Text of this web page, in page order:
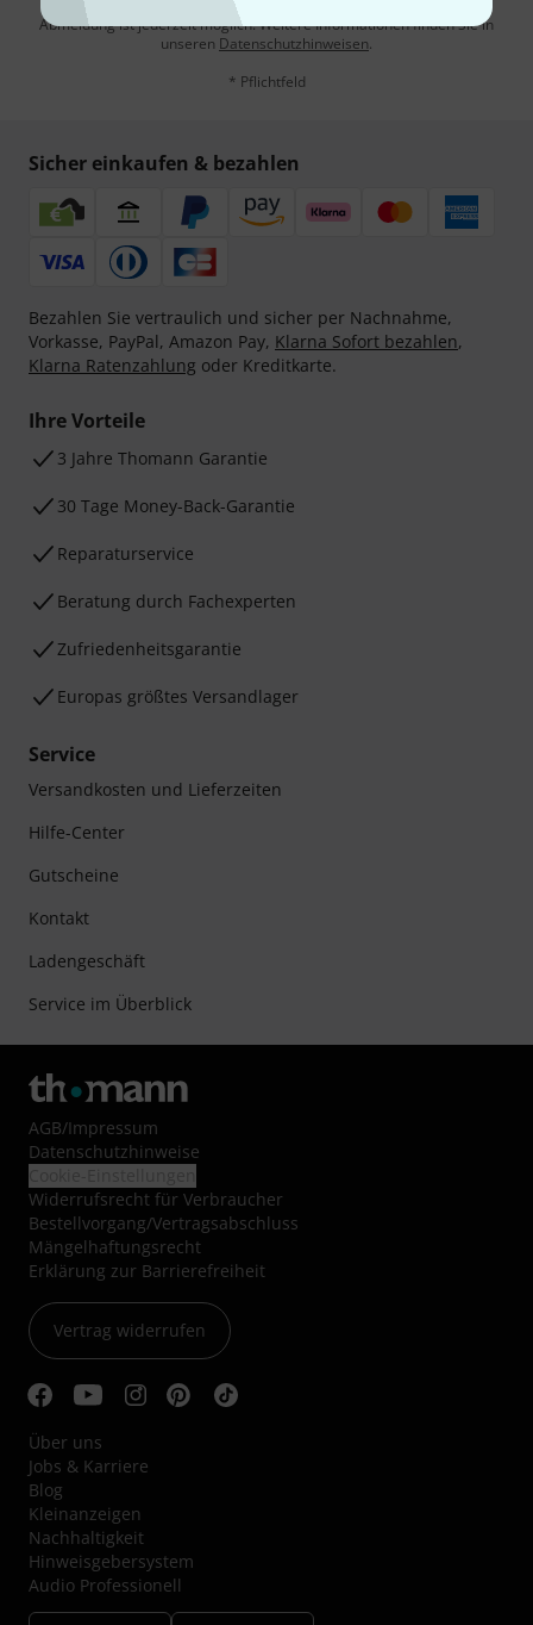
Werbung und einer Messung des E-Mail-Nutzungsverhaltens zu. Die
Abmeldung ist jederzeit möglich. Weitere Informationen finden Sie in
unseren Datenschutzhinweisen.
* Pflichtfeld
Sicher einkaufen & bezahlen
Bezahlen Sie vertraulich und sicher per Nachnahme,
Vorkasse, PayPal, Amazon Pay, Klarna Sofort bezahlen,
Klarna Ratenzahlung oder Kreditkarte.
Ihre Vorteile
3 Jahre Thomann Garantie
30 Tage Money-Back-Garantie
Reparaturservice
Beratung durch Fachexperten
Zufriedenheitsgarantie
Europas größtes Versandlager
Service
Versandkosten und Lieferzeiten
Hilfe-Center
Gutscheine
Kontakt
Ladengeschäft
Service im Überblick
AGB/Impressum
Datenschutzhinweise
Widerrufsrecht für Verbraucher
Bestellvorgang/Vertragsabschluss
Mängelhaftungsrecht
Erklärung zur Barrierefreiheit
Vertrag widerrufen
Über uns
Jobs & Karriere
Blog
Kleinanzeigen
Nachhaltigkeit
Hinweisgebersystem
Audio Professionell